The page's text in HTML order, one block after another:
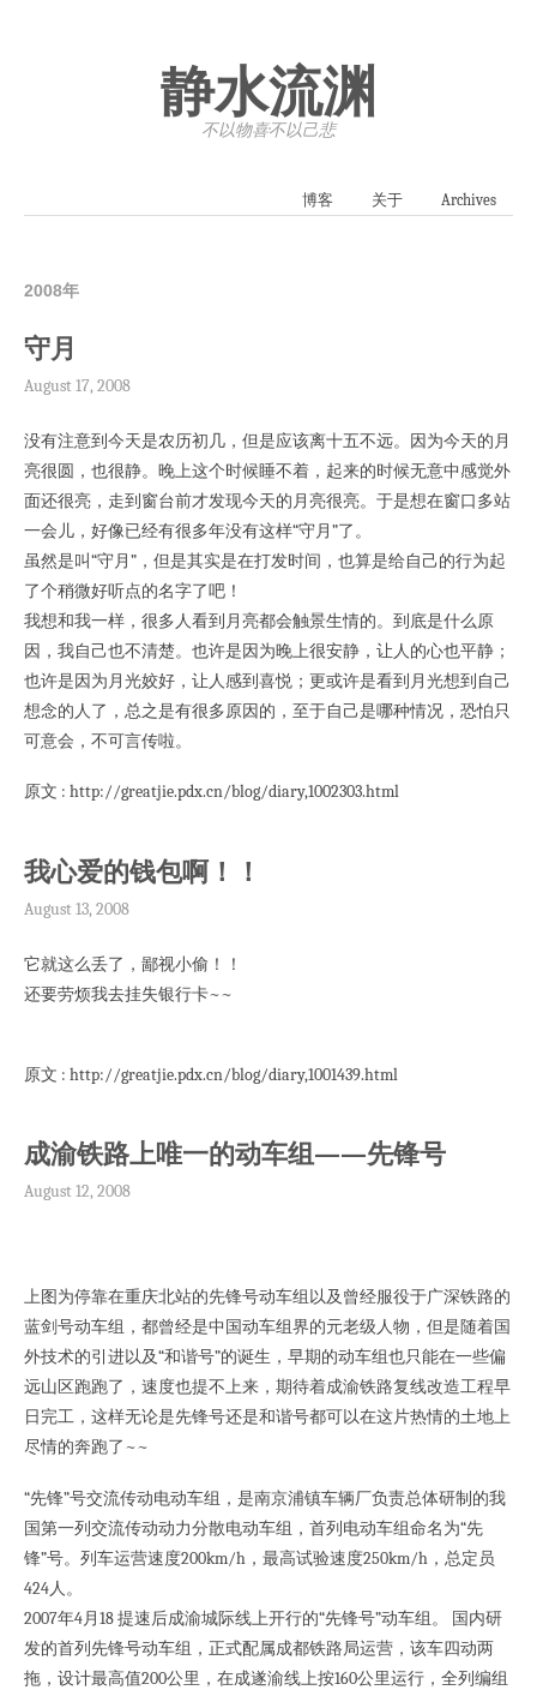
静水流渊
不以物喜·不以己悲
博客 关于 Archives
2008年
守月
August 17, 2008
没有注意到今天是农历初几，但是应该离十五不远。因为今天的月
亮很圆，也很静。晚上这个时候睡不着，起来的时候无意中感觉外
面还很亮，走到窗台前才发现今天的月亮很亮。于是想在窗口多站
一会儿，好像已经有很多年没有这样“守月”了。
虽然是叫“守月”，但是其实是在打发时间，也算是给自己的行为起
了个稍微好听点的名字了吧！
我想和我一样，很多人看到月亮都会触景生情的。到底是什么原
因，我自己也不清楚。也许是因为晚上很安静，让人的心也平静；
也许是因为月光姣好，让人感到喜悦；更或许是看到月光想到自己
想念的人了，总之是有很多原因的，至于自己是哪种情况，恐怕只
可意会，不可言传啦。
原文 : http://greatjie.pdx.cn/blog/diary,1002303.html
我心爱的钱包啊！！
August 13, 2008
它就这么丢了，鄙视小偷！！
还要劳烦我去挂失银行卡~~
原文 : http://greatjie.pdx.cn/blog/diary,1001439.html
成渝铁路上唯一的动车组——先锋号
August 12, 2008
上图为停靠在重庆北站的先锋号动车组以及曾经服役于广深铁路的
蓝剑号动车组，都曾经是中国动车组界的元老级人物，但是随着国
外技术的引进以及“和谐号”的诞生，早期的动车组也只能在一些偏
远山区跑跑了，速度也提不上来，期待着成渝铁路复线改造工程早
日完工，这样无论是先锋号还是和谐号都可以在这片热情的土地上
尽情的奔跑了~~
“先锋”号交流传动电动车组，是南京浦镇车辆厂负责总体研制的我
国第一列交流传动动力分散电动车组，首列电动车组命名为“先
锋”号。列车运营速度200km/h，最高试验速度250km/h，总定员
424人。
2007年4月18 提速后成渝城际线上开行的“先锋号”动车组。 国内研
发的首列先锋号动车组，正式配属成都铁路局运营，该车四动两
拖，设计最高值200公里，在成遂渝线上按160公里运行，全列编组